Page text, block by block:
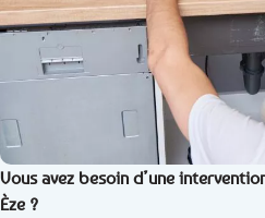
Vous avez besoin d’une
Èze ?